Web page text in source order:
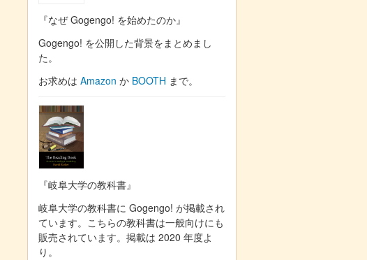
『なぜ Gogengo! を始めたのか』
Gogengo! を公開した背景をまとめまし
た。
お求めは Amazon か BOOTH まで。
『岐阜大学の教科書』
岐阜大学の教科書に Gogengo! が掲載され
ています。こちらの教科書は一般向けにも
販売されています。掲載は 2020 年度よ
り。